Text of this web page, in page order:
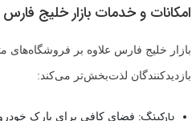
امکانات و خدمات بازار خلیج فارس
بازار خلیج فارس علاوه بر فروشگاه‌های
بازدیدکنندگان لذت‌بخش‌تر می‌کند:
پارکینگ: فضای کافی برای پارک